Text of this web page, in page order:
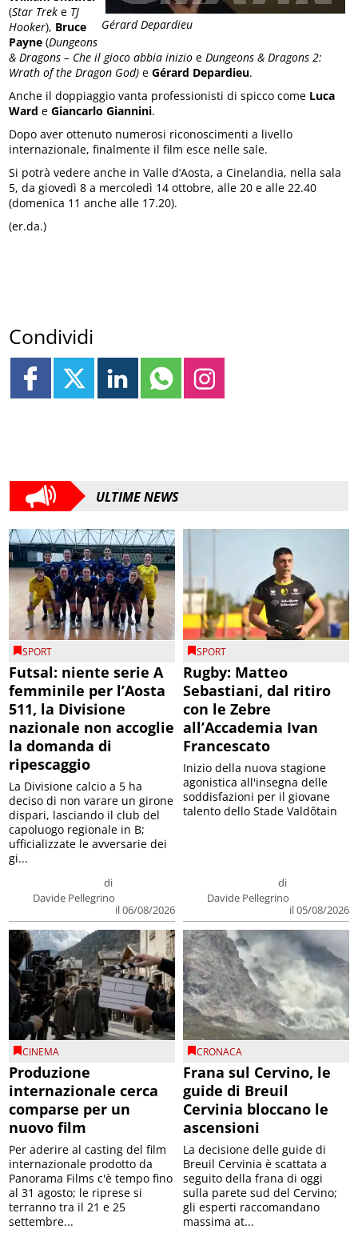
Gérard Depardieu
(Star Trek e TJ
Hooker), Bruce
Payne (Dungeons
& Dragons – Che il gioco abbia inizio e Dungeons & Dragons 2:
Wrath of the Dragon God) eGérard Depardieu.
Anche il doppiaggio vanta professionisti di spicco come Luca
Ward eGiancarlo Giannini.
Dopo aver ottenuto numerosi riconoscimenti a livello
internazionale, finalmente il film esce nelle sale.
Si potrà vedere anche in Valle d’Aosta, a Cinelandia, nella sala
5, da giovedì 8 a mercoledì 14 ottobre, alle 20 e alle 22.40
(domenica 11 anche alle 17.20).
(er.da.)
Condividi
ULTIME NEWS
SPORT
Futsal: niente serie A
femminile per l’Aosta
511, la Divisione
nazionale non accoglie
la domanda di
ripescaggio
di
Davide Pellegrino
il 06/08/2026
La Divisione calcio a 5 ha
deciso di non varare un girone
dispari, lasciando il club del
capoluogo regionale in B;
ufficializzate le avversarie dei
gi...
SPORT
Rugby: Matteo
Sebastiani, dal ritiro
con le Zebre
all’Accademia Ivan
Francescato
di
Davide Pellegrino
il 05/08/2026
Inizio della nuova stagione
agonistica all'insegna delle
soddisfazioni per il giovane
talento dello Stade Valdôtain
CINEMA
Produzione
internazionale cerca
comparse per un
nuovo film
Per aderire al casting del film
internazionale prodotto da
Panorama Films c'è tempo fino
al 31 agosto; le riprese si
terranno tra il 21 e 25
settembre...
CRONACA
Frana sul Cervino, le
guide di Breuil
Cervinia bloccano le
ascensioni
La decisione delle guide di
Breuil Cervinia è scattata a
seguito della frana di oggi
sulla parete sud del Cervino;
gli esperti raccomandano
massima at...